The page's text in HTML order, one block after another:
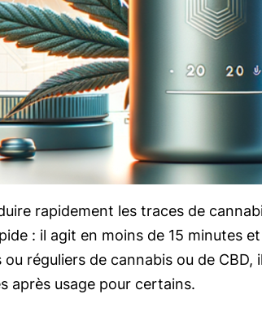
rapidement les traces de
: il agit en moins de 15 minutes
réguliers de cannabis ou de
après usage pour certains.